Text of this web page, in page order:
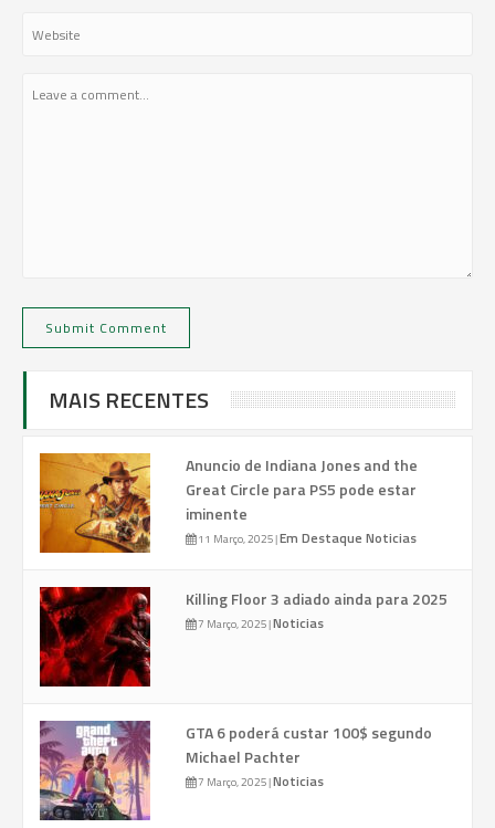
MAIS RECENTES
Anuncio de Indiana Jones and the
Great Circle para PS5 pode estar
iminente
11 Março, 2025|Em Destaque Noticias
Killing Floor 3 adiado ainda para 2025
7 Março, 2025|Noticias
GTA 6 poderá custar 100$ segundo
Michael Pachter
7 Março, 2025|Noticias